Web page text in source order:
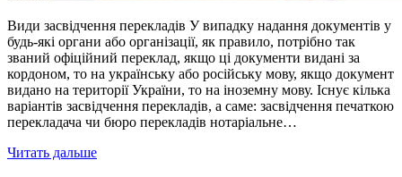
Види засвідчення перекладів У випадку надання документів у
будь-які органи або організації, як правило, потрібно так
званий офіційний переклад, якщо ці документи видані за
кордоном, то на українську або російську мову, якщо документ
видано на території України, то на іноземну мову. Існує кілька
варіантів засвідчення перекладів, а саме: засвідчення печаткою
перекладача чи бюро перекладів нотаріальне…
Читать дальше